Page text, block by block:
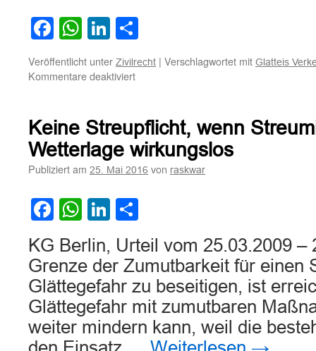
Facebook
WhatsApp
LinkedIn
Veröffentlicht unter Zivilrecht | Verschlagwortet mit Glatteis
Kommentare deaktiviertfür
des
Haftungsausschlusses
des
Streupflichtigen
wegen
des
Geschädigten
Keine Streupflicht, wenn
Wetterlage wirkungslos
Publiziert am 25. Mai 2016 von raskwar
Facebook
WhatsApp
LinkedIn
KG Berlin, Urteil vom 25.03.2009 –
Grenze der Zumutbarkeit für einen
Glättegefahr zu beseitigen, ist
Glättegefahr mit zumutbaren
weiter mindern kann, weil die